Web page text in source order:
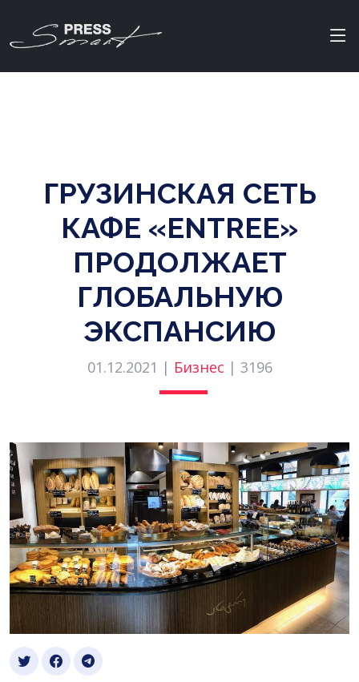
ГРУЗИНСКАЯ СЕТЬ
КАФЕ «ENTREE»
ПРОДОЛЖАЕТ
ГЛОБАЛЬНУЮ
ЭКСПАНСИЮ
01.12.2021 | Бизнес | 3196